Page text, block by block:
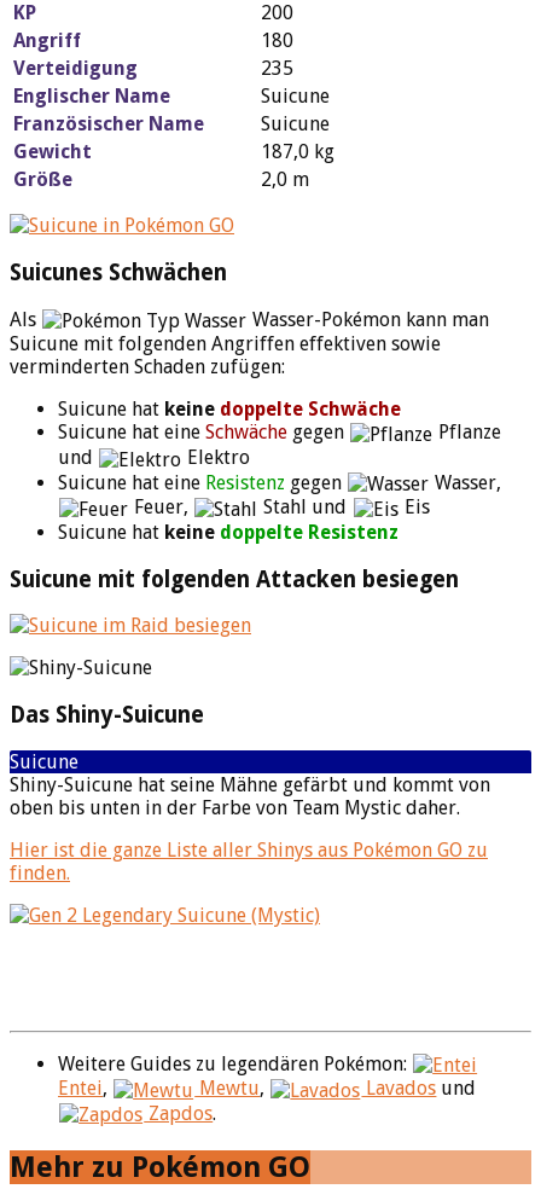
KP
200
Angriff
180
Verteidigung
235
Englischer Name
Suicune
Französischer Name
Suicune
Gewicht
187,0 kg
Größe
2,0 m
Suicunes Schwächen
Als
Wasser-Pokémon kann man
Suicune mit folgenden Angriffen effektiven sowie
verminderten Schaden zufügen:
Suicune hat keine doppelte Schwäche
Suicune hat eine Schwäche gegen
Pflanze
und
Elektro
Suicune hat eine Resistenz gegen
Wasser,
Feuer,
Stahl und
Eis
Suicune hat keine doppelte Resistenz
Suicune mit folgenden Attacken besiegen
Das Shiny-Suicune
Suicune
Shiny-Suicune hat seine Mähne gefärbt und kommt von
oben bis unten in der Farbe von Team Mystic daher.
Hier ist die ganze Liste aller Shinys aus Pokémon GO zu
finden.
Weitere Guides zu legendären Pokémon:
Entei, Mewtu, Lavados und
Zapdos.
Mehr zu Pokémon GO